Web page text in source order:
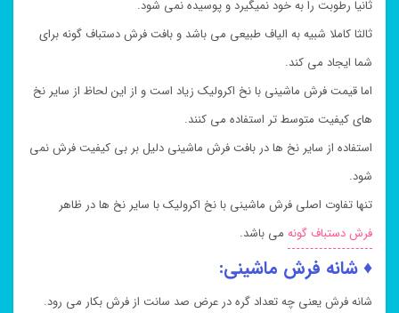
ثانیا رطوبت را به خود نمیگیرد و پوسیده نمی شود.
ثالثا کاملا شبیه به الیاف طبیعی می باشد و بافت فرش دستباف گونه برای
شما ایجاد می کند.
اما قیمت فرش ماشینی با نخ اکرولیک زیاد است و از این لحاظ از سایر نخ
های کیفیت متوسط تر استفاده می کنند.
استفاده از سایر نخ ها در بافت فرش ماشینی دلیل بر بی کیفیت فرش نمی
شود.
تنها تفاوت اصلی فرش ماشینی با نخ اکرولیک با سایر نخ ها در ظاهر
فرش دستباف گونه می باشد.
♦ شانه فرش ماشینی:
شانه فرش یعنی چه تعداد گره در عرض صد سانت از فرش بکار می رود.